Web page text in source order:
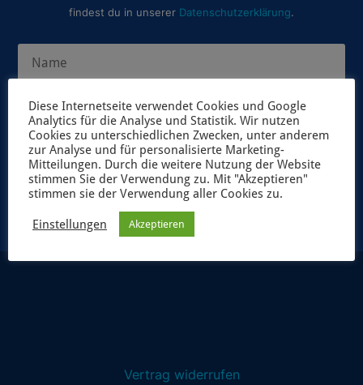
findest du in unserer Datenschutzerklärung.
JETZT ANMELDEN
Vertrag widerrufen
Diese Internetseite verwendet Cookies und Google
Analytics für die Analyse und Statistik. Wir nutzen
Cookies zu unterschiedlichen Zwecken, unter anderem
zur Analyse und für personalisierte Marketing-
Mitteilungen. Durch die weitere Nutzung der Website
stimmen Sie der Verwendung zu. Mit "Akzeptieren"
stimmen sie der Verwendung aller Cookies zu.
Einstellungen Akzeptieren